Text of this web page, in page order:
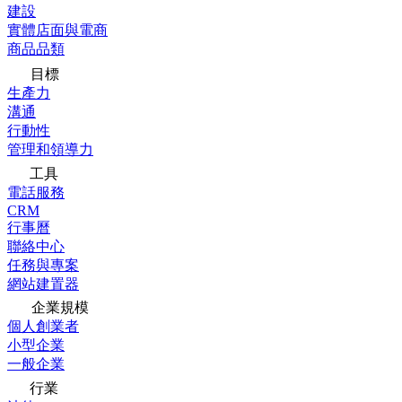
建設
實體店面與電商
商品品類
目標
生產力
溝通
行動性
管理和領導力
工具
電話服務
CRM
行事曆
聯絡中心
任務與專案
網站建置器
企業規模
個人創業者
小型企業
一般企業
行業